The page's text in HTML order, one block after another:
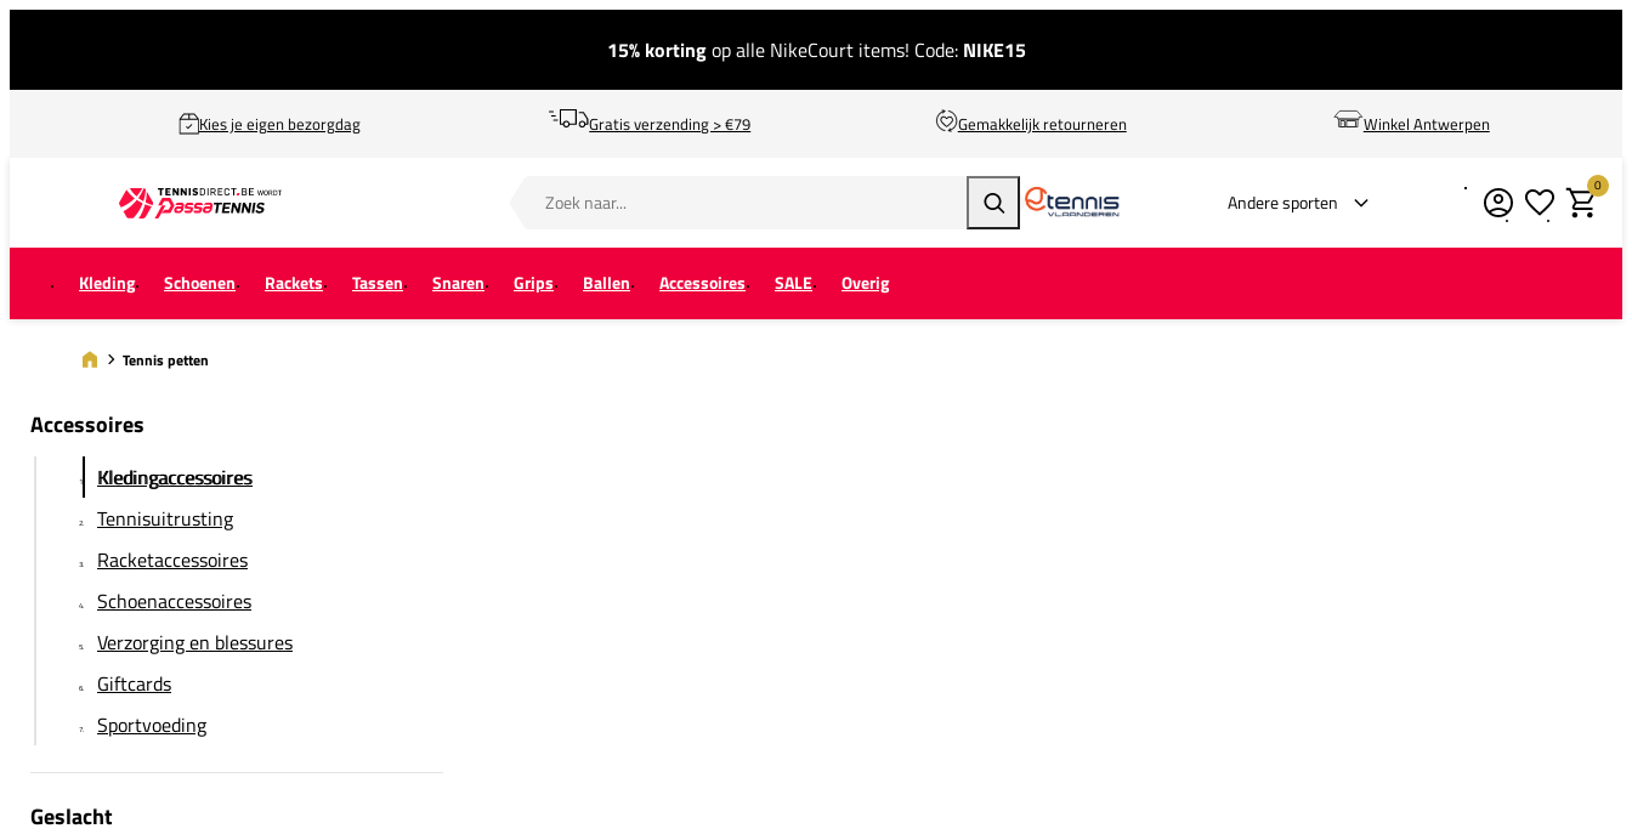
15% kortingop alle NikeCourt items! Code: NIKE15
Kies je eigen bezorgdag Gratis verzending > €79 Gemakkelijk retourneren Winkel Antwerpen
Zoeken Andere sporten Verlanglijstje
0
Kleding Schoenen Rackets Tassen Snaren Grips Ballen Accessoires SALE Overig
Tennis petten
Accessoires
Kledingaccessoires
Tennisuitrusting
Racketaccessoires
Schoenaccessoires
Verzorging en blessures
Giftcards
Sportvoeding
Geslacht